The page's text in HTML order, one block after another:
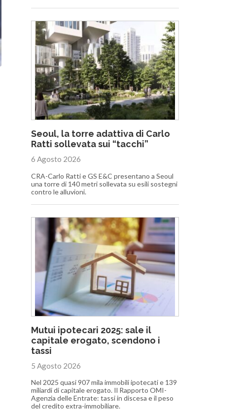
Seoul, la torre adattiva di Carlo
Ratti sollevata sui “tacchi”
6 Agosto 2026
CRA-Carlo Ratti e GS E&C presentano a Seoul
una torre di 140 metri sollevata su esili sostegni
contro le alluvioni.
Mutui ipotecari 2025: sale il
capitale erogato, scendono i
tassi
5 Agosto 2026
Nel 2025 quasi 907 mila immobili ipotecati e 139
miliardi di capitale erogato. Il Rapporto OMI-
Agenzia delle Entrate: tassi in discesa e il peso
del credito extra-immobiliare.